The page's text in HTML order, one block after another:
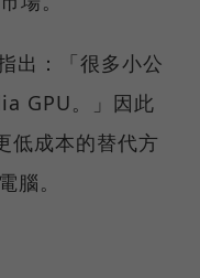
出：「很多小公
GPU。」因此
成本的替代方
腦。